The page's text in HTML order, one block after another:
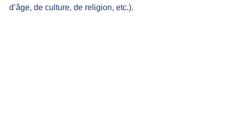
d’âge, de culture, de religion, etc.).